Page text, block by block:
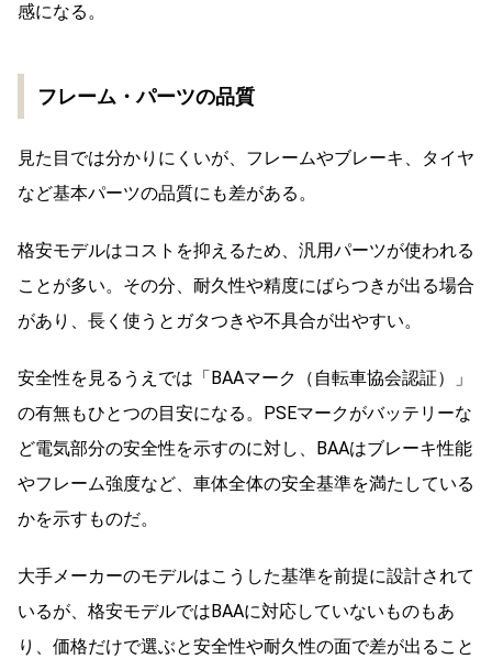
感になる。
フレーム・パーツの品質
見た目では分かりにくいが、フレームやブレーキ、タイヤ
など基本パーツの品質にも差がある。
格安モデルはコストを抑えるため、汎用パーツが使われる
ことが多い。その分、耐久性や精度にばらつきが出る場合
があり、長く使うとガタつきや不具合が出やすい。
安全性を見るうえでは「BAAマーク（自転車協会認証）」
の有無もひとつの目安になる。PSEマークがバッテリーな
ど電気部分の安全性を示すのに対し、BAAはブレーキ性能
やフレーム強度など、車体全体の安全基準を満たしている
かを示すものだ。
大手メーカーのモデルはこうした基準を前提に設計されて
いるが、格安モデルではBAAに対応していないものもあ
り、価格だけで選ぶと安全性や耐久性の面で差が出ること